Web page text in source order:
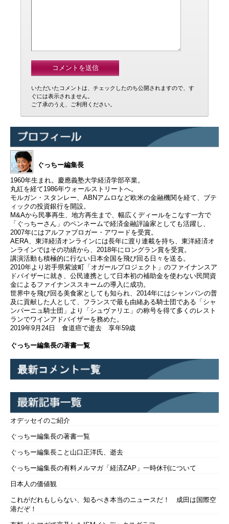
いただいたコメントは、チェックしたのち公開されますので、す
ぐには表示されません。
ご了承のうえ、ご利用ください。
ぐっちー編集長
1960年生まれ。慶應義塾大学経済学部卒業。
丸紅を経て1986年ウォールストリートへ。
モルガン・スタンレー、ABNアムロなど欧米の金融機関を経て、ブテ
ィックの投資銀行を開設。
M&Aから民事再生、地方再生まで、幅広くディールをこなす一方で
「ぐっちーさん」のペンネームで経済金融評論家としても活躍し、
2007年にはアルファブロガー・アワードを受賞。
AERA、東洋経済オンラインには長年に渡り連載を持ち、東洋経済オ
ンラインではその功績から、2018年にロングラン賞を受賞。
講演活動も積極的に行ない日本全国を飛び回る日々を送る。
2010年より岩手県紫波町「オガールプロジェクト」のファイナンスア
ドバイザーに就き、公民連携として日本初の補助金を使わない民間資
金によるファイナンススキームの導入に成功。
世界中を飛び回る美食家としても知られ、2014年にはシャンパンの普
及に貢献した人として、フランスで最も由緒ある騎士団である「シャ
ンパーニュ騎士団」より「シュヴァリエ」の称号を得て多くのレスト
ランでワインアドバイザーを務めた。
2019年9月24日 食道癌で逝去 享年59歳
ぐっちー編集長の著書一覧
オデッセイのご紹介
ぐっちー編集長の著書一覧
ぐっちー編集長こと山口正洋氏、逝去
ぐっちー編集長の有料メルマガ「経済ZAP」一時休刊について
日本人の価値観
これがだれもしらない、知るべき本当のニュースだ！ 成田は国際空
港だぞ！